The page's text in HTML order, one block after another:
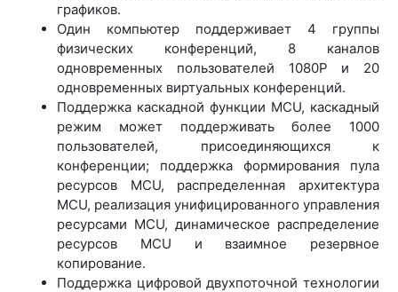
графиков.
Один компьютер поддерживает 4 группы
физических конференций, 8 каналов
одновременных пользователей 1080P и 20
одновременных виртуальных конференций.
Поддержка каскадной функции MCU, каскадный
режим может поддерживать более 1000
пользователей, присоединяющихся к
конференции; поддержка формирования пула
ресурсов MCU, распределенная архитектура
MCU, реализация унифицированного управления
ресурсами MCU, динамическое распределение
ресурсов MCU и взаимное резервное
копирование.
Поддержка цифровой двухпоточной технологии